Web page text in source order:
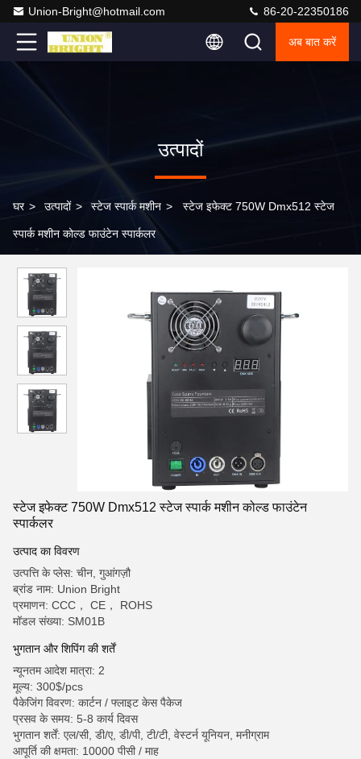
Union-Bright@hotmail.com 86-20-22350186
अब बात करें
उत्पादों
घर > उत्पादों > स्टेज स्पार्क मशीन > स्टेज इफेक्ट 750W Dmx512 स्टेज
स्पार्क मशीन कोल्ड फाउंटेन स्पार्कलर
स्टेज इफेक्ट 750W Dmx512 स्टेज स्पार्क मशीन कोल्ड फाउंटेन
स्पार्कलर
उत्पाद का विवरण
उत्पत्ति के प्लेस: चीन, गुआंगज़ौ
ब्रांड नाम: Union Bright
प्रमाणन: CCC， CE， ROHS
मॉडल संख्या: SM01B
भुगतान और शिपिंग की शर्तें
न्यूनतम आदेश मात्रा: 2
मूल्य: 300$/pcs
पैकेजिंग विवरण: कार्टन / फ्लाइट केस पैकेज
प्रसव के समय: 5-8 कार्य दिवस
भुगतान शर्तें: एल/सी, डी/ए, डी/पी, टी/टी, वेस्टर्न यूनियन, मनीग्राम
आपूर्ति की क्षमता: 10000 पीसी / माह